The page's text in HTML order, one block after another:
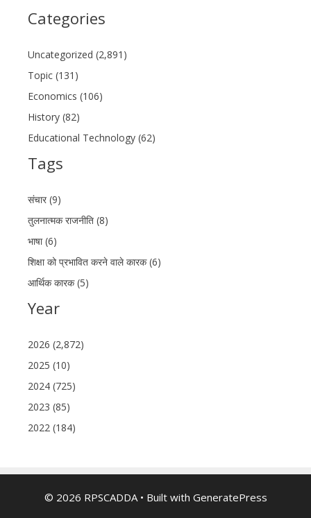
Categories
Uncategorized (2,891)
Topic (131)
Economics (106)
History (82)
Educational Technology (62)
Tags
संचार (9)
तुलनात्मक राजनीति (8)
भाषा (6)
शिक्षा को प्रभावित करने वाले कारक (6)
आर्थिक कारक (5)
Year
2026 (2,872)
2025 (10)
2024 (725)
2023 (85)
2022 (184)
© 2026 RPSCADDA• Built with GeneratePress